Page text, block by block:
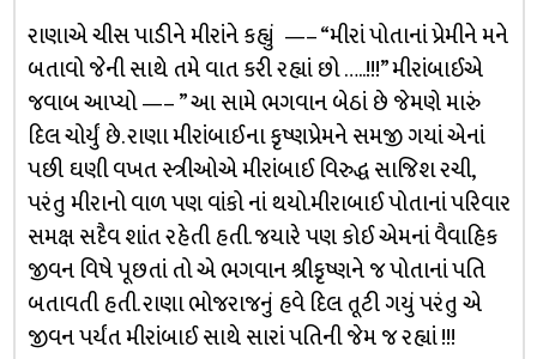
રાણાએ ચીસ પાડીને મીરાંને કહ્યું —– “મીરાં પોતાનાં પ્રેમીને મને
બતાવો જેની સાથે તમે વાત કરી રહ્યાં છો …..!!!” મીરાંબાઈએ
જવાબ આપ્યો —– ” આ સામે ભગવાન બેઠાં છે જેમણે મારું
દિલ ચોર્યું છે. રાણા મીરાંબાઈના કૃષ્ણપ્રેમને સમજી ગયાં એનાં
પછી ઘણી વખત સ્ત્રીઓએ મીરાંબાઈ વિરુદ્ધ સાજિશ રચી,
પરંતુ મીરાનો વાળ પણ વાંકો નાં થયો.મીરાબાઈ પોતાનાં પરિવાર
સમક્ષ સદૈવ શાંત રહેતી હતી. જયારે પણ કોઈ એમનાં વૈવાહિક
જીવન વિષે પૂછતાં તો એ ભગવાન શ્રીકૃષ્ણને જ પોતાનાં પતિ
બતાવતી હતી. રાણા ભોજરાજનું હવે દિલ તૂટી ગયું પરંતુ એ
જીવન પર્યંત મીરાંબાઈ સાથે સારાં પતિની જેમ જ રહ્યાં !!!